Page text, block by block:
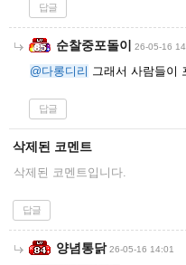
답글
순찰중포돌이 26-05-16
@다롱디리 그래서 사람들이
답글
삭제된 코멘트
삭제된 코멘트입니다.
답글
양념통닭 26-05-16 14:01